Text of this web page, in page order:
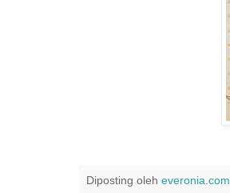
Diposting oleh everonia.com